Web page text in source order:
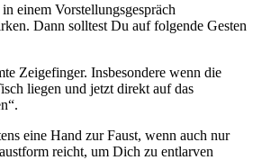
einem Vorstellungsgespräch
Dann solltest Du auf folgende Gesten
Zeigefinger. Insbesondere wenn die
liegen und jetzt direkt auf das
eine Hand zur Faust, wenn auch nur
reicht, um Dich zu entlarven